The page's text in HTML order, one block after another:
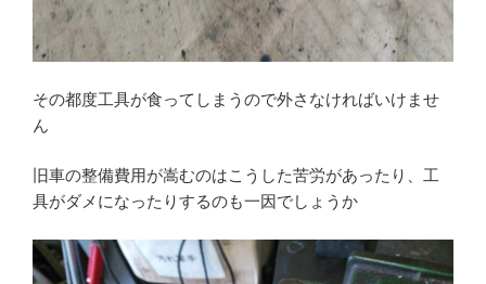
その都度工具が食ってしまうので外さなければいけませ
ん
旧車の整備費用が嵩むのはこうした苦労があったり、工
具がダメになったりするのも一因でしょうか